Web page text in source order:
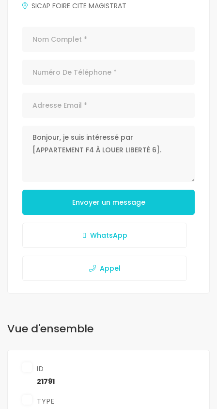
SICAP FOIRE CITE MAGISTRAT
Envoyer un message
WhatsApp
Appel
Vue d'ensemble
ID
21791
TYPE